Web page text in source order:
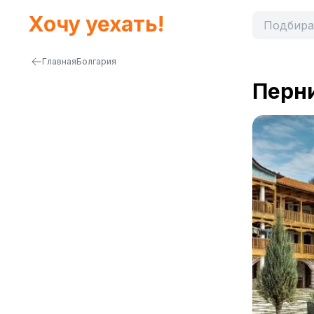
Хочу уехать!
ГлавнаяБолгария